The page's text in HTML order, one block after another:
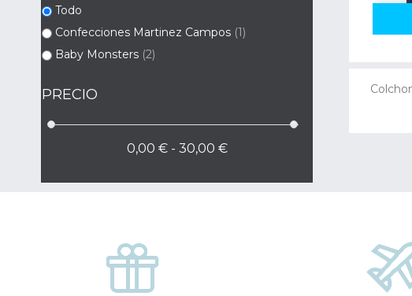
Todo
Confecciones Martinez Campos (1)
Baby Monsters (2)
PRECIO
0,00 € - 30,00 €